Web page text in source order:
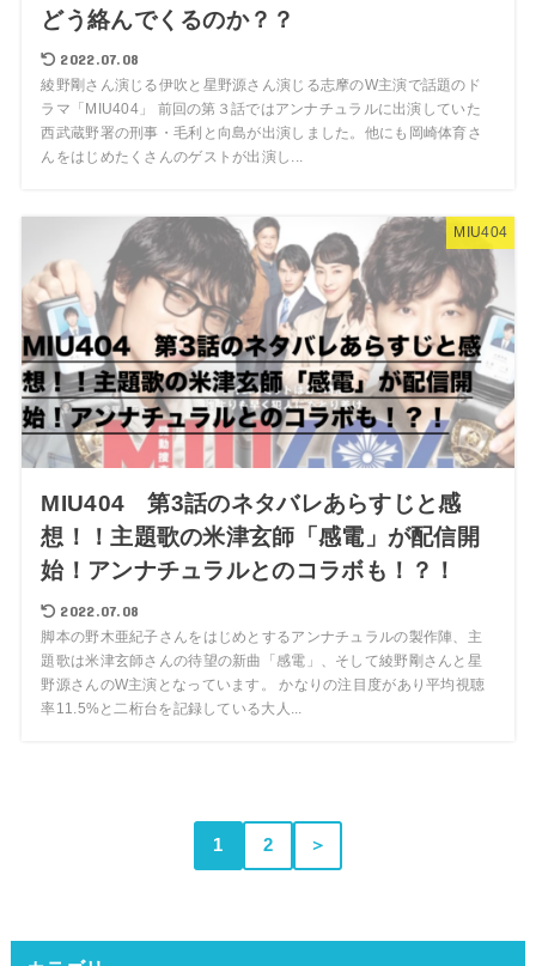
どう絡んでくるのか？？
2022.07.08
綾野剛さん演じる伊吹と星野源さん演じる志摩のW主演で話題のド
ラマ「MIU404」 前回の第３話ではアンナチュラルに出演していた
西武蔵野署の刑事・毛利と向島が出演しました。他にも岡崎体育さ
んをはじめたくさんのゲストが出演し...
MIU404
MIU404 第3話のネタバレあらすじと感
想！！主題歌の米津玄師「感電」が配信開
始！アンナチュラルとのコラボも！？！
2022.07.08
脚本の野木亜紀子さんをはじめとするアンナチュラルの製作陣、主
題歌は米津玄師さんの待望の新曲「感電」、そして綾野剛さんと星
野源さんのW主演となっています。 かなりの注目度があり平均視聴
率11.5%と二桁台を記録している大人...
1 2 ＞